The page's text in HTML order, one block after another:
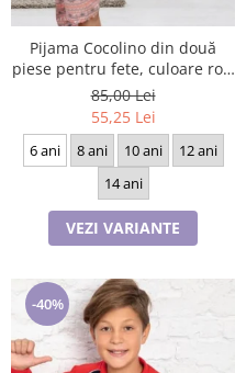
Pijama Cocolino din două
piese pentru fete, culoare roz,
6-14 ani, 9049
85,00 Lei
55,25 Lei
6 ani 8 ani 10 ani
12 ani
14 ani
VEZI VARIANTE
-40%